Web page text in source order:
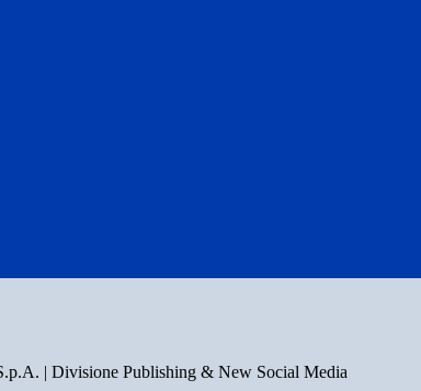
| Divisione Publishing & New Social Media